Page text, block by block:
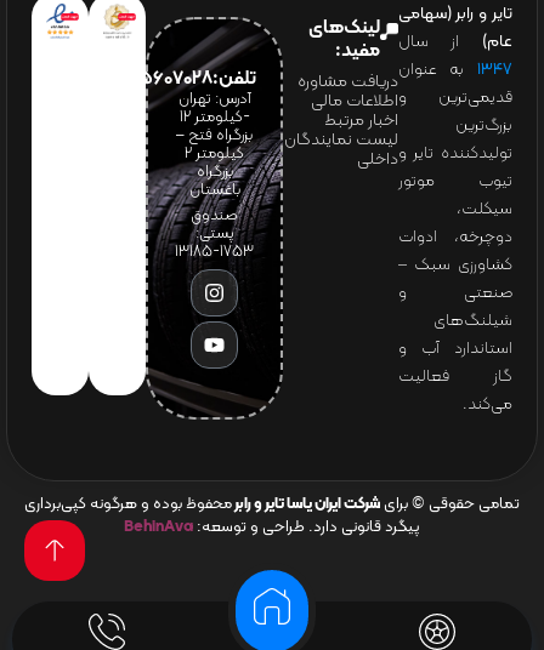
تایر و رابر (سهامی
عام) از سال
۱۳۴۷ به عنوان
قدیمی‌ترین و
بزرگ‌ترین
تولیدکننده تایر و
تیوب موتور
سیکلت،
دوچرخه، ادوات
کشاورزی سبک –
صنعتی و
شیلنگ‌های
استاندارد آب و
گاز فعالیت
می‌کند.
لینک‌های
مفید:
دریافت مشاوره
اطلاعات مالی
اخبار مرتبط
لیست نمایندگان
داخلی
تلفن:65607028(021)
آدرس: تهران
-کیلومتر 12
بزرگراه فتح –
کیلومتر ۲
بزرگراه
باغستان
صندوق
پستی:
1753-13185
تمامی حقوقی © برای شرکت ایران یاسا تایر و رابرمحفوظ بوده و هرگونه کپی‌برداری
پیگرد قانونی دارد. طراحی و توسعه: BehinAva